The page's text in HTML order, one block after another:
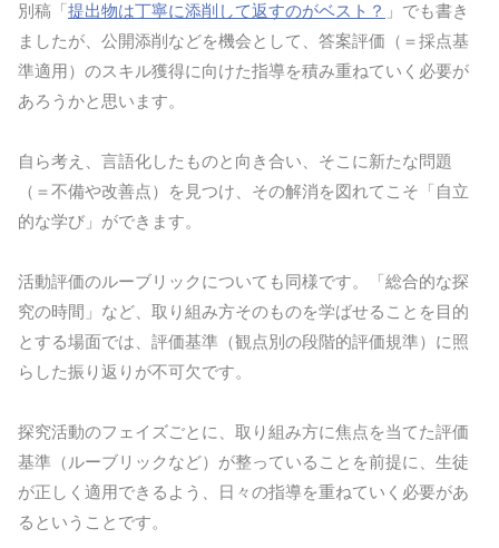
別稿「提出物は丁寧に添削して返すのがベスト？ 」でも書き
ましたが、公開添削などを機会として、答案評価（＝採点基
準適用）のスキル獲得に向けた指導を積み重ねていく必要が
あろうかと思います。
自ら考え、言語化したものと向き合い、そこに新たな問題
（＝不備や改善点）を見つけ、その解消を図れてこそ「自立
的な学び」ができます。
活動評価のルーブリックについても同様です。「総合的な探
究の時間」など、取り組み方そのものを学ばせることを目的
とする場面では、評価基準（観点別の段階的評価規準）に照
らした振り返りが不可欠です。
探究活動のフェイズごとに、取り組み方に焦点を当てた評価
基準（ルーブリックなど）が整っていることを前提に、生徒
が正しく適用できるよう、日々の指導を重ねていく必要があ
るということです。